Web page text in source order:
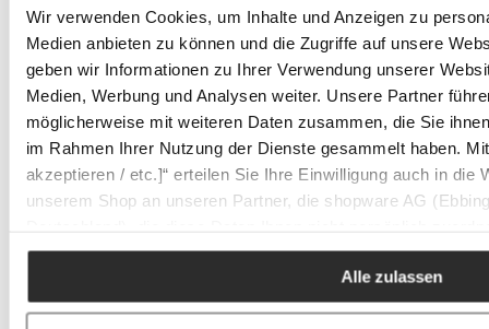
Wir verwenden Cookies, um Inhalte und Anzeigen zu
Medien anbieten zu können und die Zugriffe auf unsere
geben wir Informationen zu Ihrer Verwendung unserer
Medien, Werbung und Analysen weiter. Unsere Partner
möglicherweise mit weiteren Daten zusammen, die Sie
im Rahmen Ihrer Nutzung der Dienste gesammelt haben.
akzeptieren / etc.]“ erteilen Sie Ihre Einwilligung auch in die
unserem Shop an unseren Partner, die shopware AG
Zwecken (z.B. Produktverbesserungen,
Alle zulassen